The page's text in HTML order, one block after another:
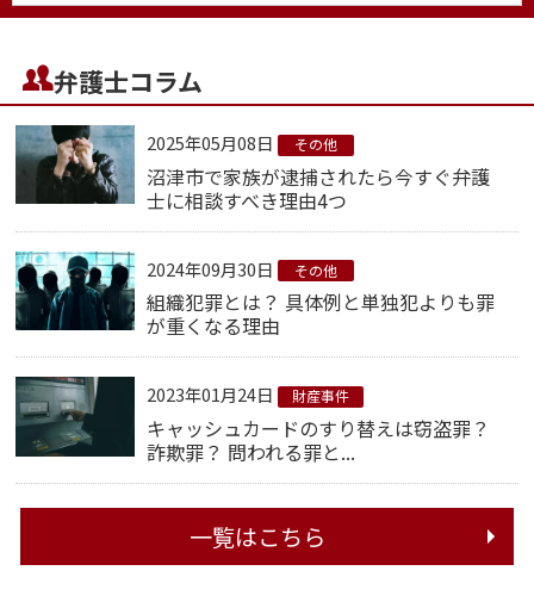
弁護士コラム
2025年05月08日 その他
沼津市で家族が逮捕されたら今すぐ弁護
士に相談すべき理由4つ
2024年09月30日 その他
組織犯罪とは？ 具体例と単独犯よりも罪
が重くなる理由
2023年01月24日 財産事件
キャッシュカードのすり替えは窃盗罪？
詐欺罪？ 問われる罪と...
一覧はこちら